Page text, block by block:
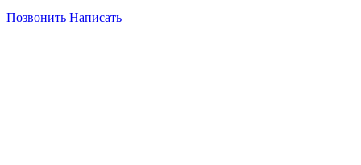
Позвонить Написать